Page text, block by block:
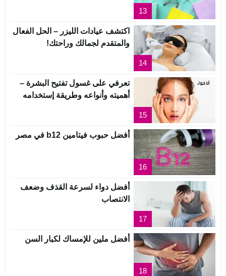
13
14
اكتشف عيادات الليزر – الحل الفعال
والمتقدم لجمالك وراحتك!
15
تعرفي على غسول تفتيح البشرة –
أهميته وأنواعه وطريقة إستخدامه
16
أفضل حبوب فيتامين b12 في مصر
17
أفضل دواء لسرعة القذف وضعف
الانتصاب
18
أفضل ملين للإمساك لكبار السن